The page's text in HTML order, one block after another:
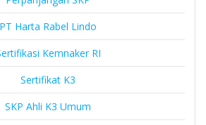
PT Harta Rabel Lindo
Kemnaker RI
Sertifikat K3
SKP Ahli K3 Umum